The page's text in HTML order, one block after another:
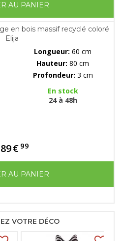
AU PANIER
en bois massif recyclé coloré
Elija
Longueur: 60 cm
Hauteur: 80 cm
Profondeur: 3 cm
En stock
24 à 48h
€ 99
AU PANIER
VOTRE DÉCO